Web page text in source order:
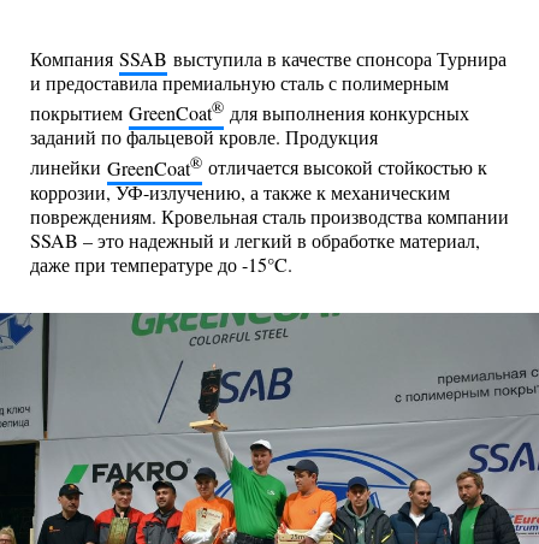
Компания SSAB выступила в качестве спонсора Турнира
и предоставила премиальную сталь с полимерным
покрытием GreenCoat® для выполнения конкурсных
заданий по фальцевой кровле. Продукция
линейки GreenCoat® отличается высокой стойкостью к
коррозии, УФ-излучению, а также к механическим
повреждениям. Кровельная сталь производства компании
SSAB – это надежный и легкий в обработке материал,
даже при температуре до -15°C.